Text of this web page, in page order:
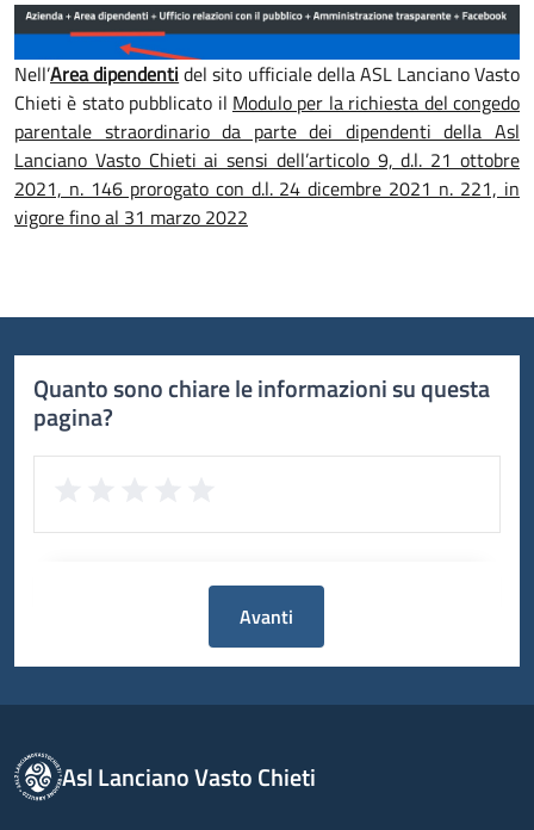
Nell’Area dipendenti del sito ufficiale della ASL Lanciano Vasto
Chieti è stato pubblicato il Modulo per la richiesta del congedo
parentale straordinario da parte dei dipendenti della Asl
Lanciano Vasto Chieti ai sensi dell’articolo 9, d.l. 21 ottobre
2021, n. 146 prorogato con d.l. 24 dicembre 2021 n. 221, in
vigore fino al 31 marzo 2022
Quanto sono chiare le informazioni su questa
pagina?
Avanti
Asl Lanciano Vasto Chieti